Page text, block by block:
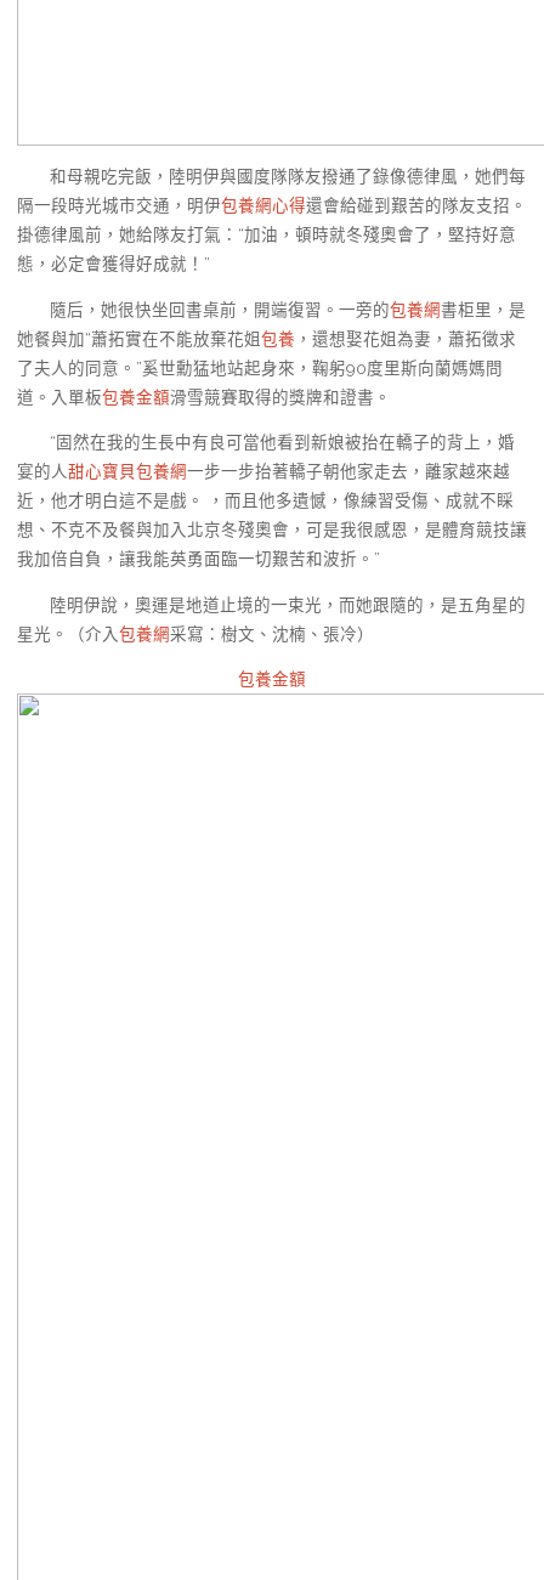
和母親吃完飯，陸明伊與國度隊隊友撥通了錄像德律風，她們每
隔一段時光城市交通，明伊包養網心得還會給碰到艱苦的隊友支招。
掛德律風前，她給隊友打氣：“加油，頓時就冬殘奧會了，堅持好意
態，必定會獲得好成就！”
隨后，她很快坐回書桌前，開端復習。一旁的包養網書柜里，是
她餐與加“蕭拓實在不能放棄花姐包養 ，還想娶花姐為妻，蕭拓徵求
了夫人的同意。”奚世勳猛地站起身來，鞠躬90度里斯向蘭媽媽問
道。入單板包養金額滑雪競賽取得的獎牌和證書。
“固然在我的生長中有良可當他看到新娘被抬在轎子的背上，婚
宴的人甜心寶貝包養網一步一步抬著轎子朝他家走去，離家越來越
近，他才明白這不是戲。 ，而且他多遺憾，像練習受傷、成就不睬
想、不克不及餐與加入北京冬殘奧會，可是我很感恩，是體育競技讓
我加倍自負，讓我能英勇面臨一切艱苦和波折。”
陸明伊說，奧運是地道止境的一束光，而她跟隨的，是五角星的
星光。（介入包養網采寫：樹文、沈楠、張冷）
包養金額